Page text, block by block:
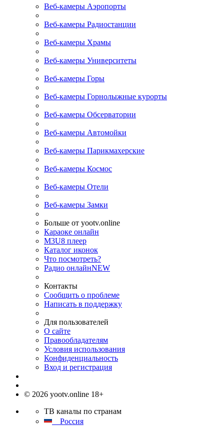
Веб-камеры Аэропорты
Веб-камеры Радиостанции
Веб-камеры Храмы
Веб-камеры Университеты
Веб-камеры Горы
Веб-камеры Горнолыжные курорты
Веб-камеры Обсерватории
Веб-камеры Автомойки
Веб-камеры Парикмахерские
Веб-камеры Космос
Веб-камеры Отели
Веб-камеры Замки
Больше от yootv.online
Караоке онлайн
M3U8 плеер
Каталог иконок
Что посмотреть?
Радио онлайнNEW
Контакты
Сообщить о проблеме
Написать в поддержку
Для пользователей
О сайте
Правообладателям
Условия использования
Конфиденциальность
Вход и регистрация
© 2026 yootv.online 18+
ТВ каналы по странам
Россия